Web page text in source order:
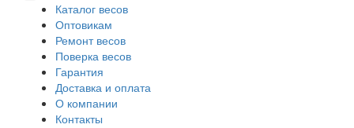
Каталог весов
Оптовикам
Ремонт весов
Поверка весов
Гарантия
Доставка и оплата
О компании
Контакты